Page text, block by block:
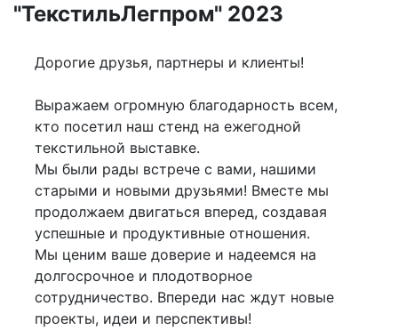
"ТекстильЛегпром" 2023
Дорогие друзья, партнеры и клиенты!
Выражаем огромную благодарность всем,
кто посетил наш стенд на ежегодной
текстильной выставке.
Мы были рады встрече с вами, нашими
старыми и новыми друзьями! Вместе мы
продолжаем двигаться вперед, создавая
успешные и продуктивные отношения.
Мы ценим ваше доверие и надеемся на
долгосрочное и плодотворное
сотрудничество. Впереди нас ждут новые
проекты, идеи и перспективы!